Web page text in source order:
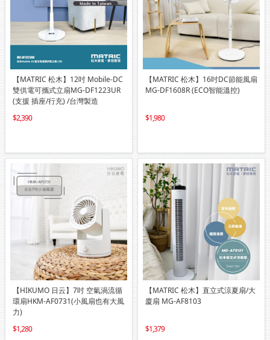
【MATRIC 松木】12吋 Mobile-DC
雙供電可攜式立扇MG-DF1223UR
(支援 插座/行充) /台灣製造
2,390
【MATRIC 松木】16吋DC節能風扇
MG-DF1608R (ECO智能溫控)
1,980
【HIKUMO 日云】7吋 空氣渦流循
環扇HKM-AF0731(小風扇也有大風
力)
1,280
【MATRIC 松木】直立式涼夏扇/大
廈扇 MG-AF8103
1,379